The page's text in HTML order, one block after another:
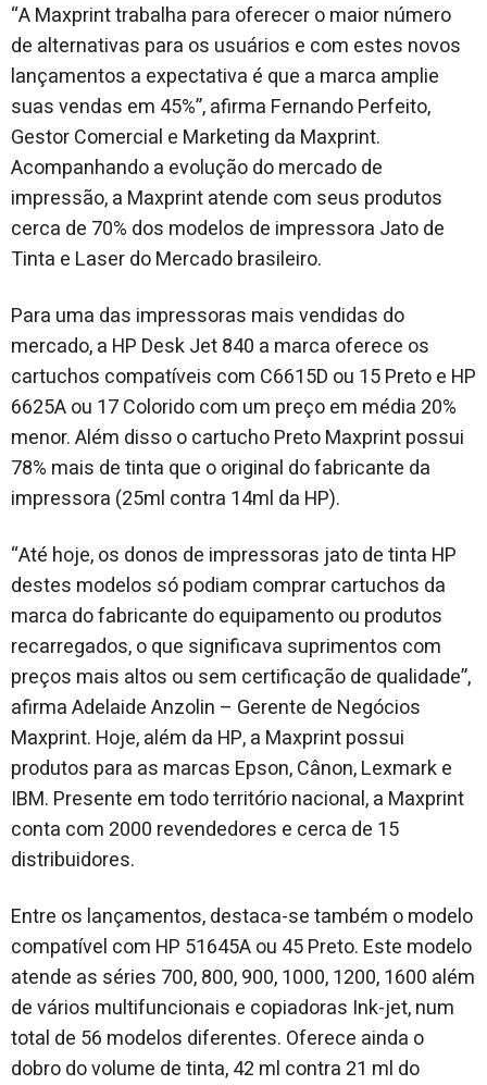
“A Maxprint trabalha para oferecer o maior número
de alternativas para os usuários e com estes novos
lançamentos a expectativa é que a marca amplie
suas vendas em 45%”, afirma Fernando Perfeito,
Gestor Comercial e Marketing da Maxprint.
Acompanhando a evolução do mercado de
impressão, a Maxprint atende com seus produtos
cerca de 70% dos modelos de impressora Jato de
Tinta e Laser do Mercado brasileiro.
Para uma das impressoras mais vendidas do
mercado, a HP Desk Jet 840 a marca oferece os
cartuchos compatíveis com C6615D ou 15 Preto e HP
6625A ou 17 Colorido com um preço em média 20%
menor. Além disso o cartucho Preto Maxprint possui
78% mais de tinta que o original do fabricante da
impressora (25ml contra 14ml da HP).
“Até hoje, os donos de impressoras jato de tinta HP
destes modelos só podiam comprar cartuchos da
marca do fabricante do equipamento ou produtos
recarregados, o que significava suprimentos com
preços mais altos ou sem certificação de qualidade”,
afirma Adelaide Anzolin – Gerente de Negócios
Maxprint. Hoje, além da HP, a Maxprint possui
produtos para as marcas Epson, Cânon, Lexmark e
IBM. Presente em todo território nacional, a Maxprint
conta com 2000 revendedores e cerca de 15
distribuidores.
Entre os lançamentos, destaca-se também o modelo
compatível com HP 51645A ou 45 Preto. Este modelo
atende as séries 700, 800, 900, 1000, 1200, 1600 além
de vários multifuncionais e copiadoras Ink-jet, num
total de 56 modelos diferentes. Oferece ainda o
dobro do volume de tinta, 42 ml contra 21 ml do